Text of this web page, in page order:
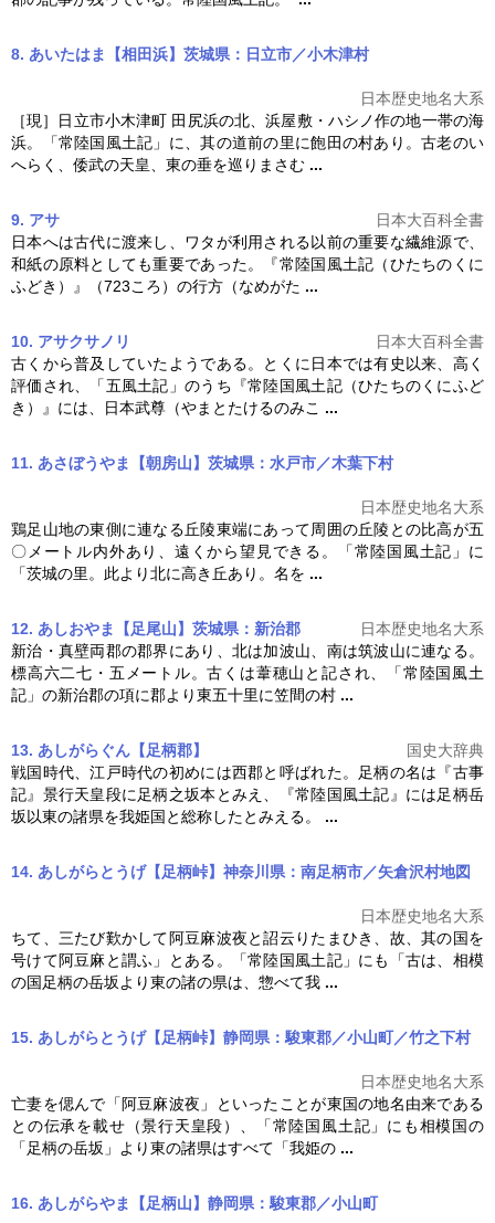
8. あいたはま【相田浜】茨城県：日立市／小木津村
日本歴史地名大系
［現］日立市小木津町 田尻浜の北、浜屋敷・ハシノ作の地一帯の海
浜。「常陸国風土記 」に、其の道前の里に飽田の村あり。古老のい
へらく、倭武の天皇、東の垂を巡りまさむ ...
9. アサ
日本大百科全書
日本へは古代に渡来し、ワタが利用される以前の重要な繊維源で、
和紙の原料としても重要であった。『常陸国風土記 （ひたちのくに
ふどき）』（723ころ）の行方（なめがた ...
10. アサクサノリ
日本大百科全書
古くから普及していたようである。とくに日本では有史以来、高く
評価され、「五風土記」のうち『常陸国風土記（ひたちのくにふど
き）』には、日本武尊（やまとたけるのみこ ...
11. あさぼうやま【朝房山】茨城県：水戸市／木葉下村
日本歴史地名大系
鶏足山地の東側に連なる丘陵東端にあって周囲の丘陵との比高が五
〇メートル内外あり、遠くから望見できる。「常陸国風土記 」に
「茨城の里。此より北に高き丘あり。名を ...
12. あしおやま【足尾山】茨城県：新治郡
日本歴史地名大系
新治・真壁両郡の郡界にあり、北は加波山、南は筑波山に連なる。
標高六二七・五メートル。古くは葦穂山と記され、「常陸国風土
記 」の新治郡の項に郡より東五十里に笠間の村 ...
13. あしがらぐん【足柄郡】
国史大辞典
戦国時代、江戸時代の初めには西郡と呼ばれた。足柄の名は『古事
記』景行天皇段に足柄之坂本とみえ、『常陸国風土記 』には足柄岳
坂以東の諸県を我姫国と総称したとみえる。 ...
14. あしがらとうげ【足柄峠】神奈川県：南足柄市／矢倉沢村地図
日本歴史地名大系
ちて、三たび歎かして阿豆麻波夜と詔云りたまひき、故、其の国を
号けて阿豆麻と謂ふ」とある。「常陸国風土記」にも「古は、相模
の国足柄の岳坂より東の諸の県は、惣べて我 ...
15. あしがらとうげ【足柄峠】静岡県：駿東郡／小山町／竹之下村
日本歴史地名大系
亡妻を偲んで「阿豆麻波夜」といったことが東国の地名由来である
との伝承を載せ（景行天皇段）、「常陸国風土記 」にも相模国の
「足柄の岳坂」より東の諸県はすべて「我姫の ...
16. あしがらやま【足柄山】静岡県：駿東郡／小山町